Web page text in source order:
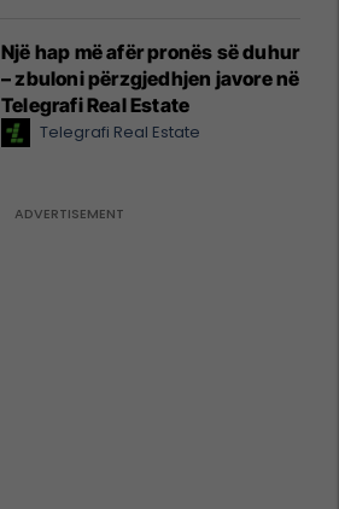
Një hap më afër pronës së duhur
– zbuloni përzgjedhjen javore në
Telegrafi Real Estate
Telegrafi Real Estate